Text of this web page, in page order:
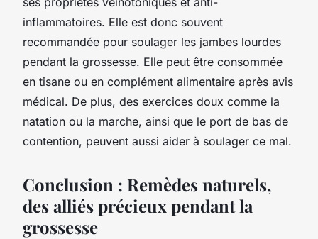
inflammatoires. Elle est donc souvent
recommandée pour soulager les jambes lourdes
pendant la grossesse. Elle peut être consommée
en tisane ou en complément alimentaire après avis
médical. De plus, des exercices doux comme la
natation ou la marche, ainsi que le port de bas de
contention, peuvent aussi aider à soulager ce mal.
Conclusion : Remèdes naturels,
des alliés précieux pendant la
grossesse